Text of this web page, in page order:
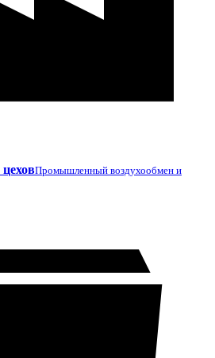
Промышленный воздухообмен и